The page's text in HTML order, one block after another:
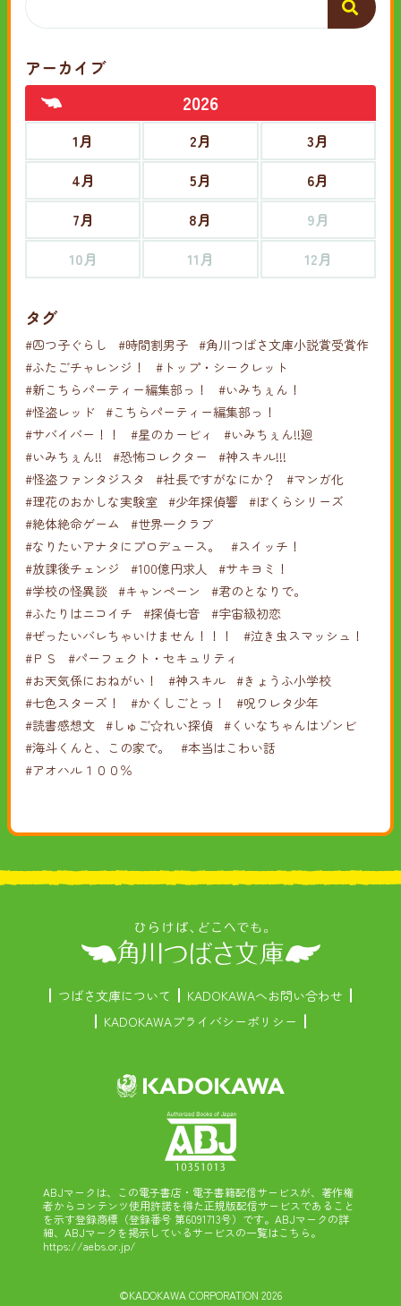
アーカイブ
2026
1月 2月
3月
4月
5月
6月
7月
8月
9月
10月
11月 12月
タグ
#四つ子ぐらし #時間割男子 #角川つばさ文庫小説賞受賞作
#ふたごチャレンジ！
#トップ・シークレット
#新こちらパーティー編集部っ！
#いみちぇん！
#怪盗レッド #こちらパーティー編集部っ！
#サバイバー！！
#星のカービィ
#いみちぇん!!廻
#いみちぇん!!
#恐怖コレクター
#神スキル!!!
#怪盗ファンタジスタ
#社長ですがなにか？
#マンガ化
#理花のおかしな実験室 #少年探偵響
#ぼくらシリーズ
#絶体絶命ゲーム
#世界一クラブ
#なりたいアナタにプロデュース。
#スイッチ！
#放課後チェンジ
#100億円求人
#サキヨミ！
#学校の怪異談 #キャンペーン
#君のとなりで。
#ふたりはニコイチ
#探偵七音
#宇宙級初恋
#ぜったいバレちゃいけません！！！
#泣き虫スマッシュ！
#ＰＳ
#パーフェクト・セキュリティ
#お天気係におねがい！
#神スキル #きょうふ小学校
#七色スターズ！
#かくしごとっ！
#呪ワレタ少年
#読書感想文
#しゅご☆れい探偵 #くいなちゃんはゾンビ
#海斗くんと、この家で。
#本当はこわい話
#アオハル１００％
つばさ文庫について
KADOKAWAへお問い合わせ
KADOKAWAプライバシーポリシー
ABJマークは、この電子書店・電子書籍配信サービスが、著作権
者からコンテンツ使用許諾を得た正規版配信サービスであること
を示す登録商標（登録番号 第6091713号）です。ABJマークの詳
細、ABJマークを掲示しているサービスの一覧はこちら。
https://aebs.or.jp/
©KADOKAWA CORPORATION 2026